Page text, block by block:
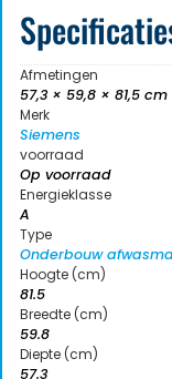
Afmetingen
57,3 × 59,8 × 81,5 cm
Merk
Siemens
voorraad
Op voorraad
Energieklasse
A
Type
Onderbouw
Hoogte (cm)
81.5
Breedte (cm)
59.8
Diepte (cm)
57.3